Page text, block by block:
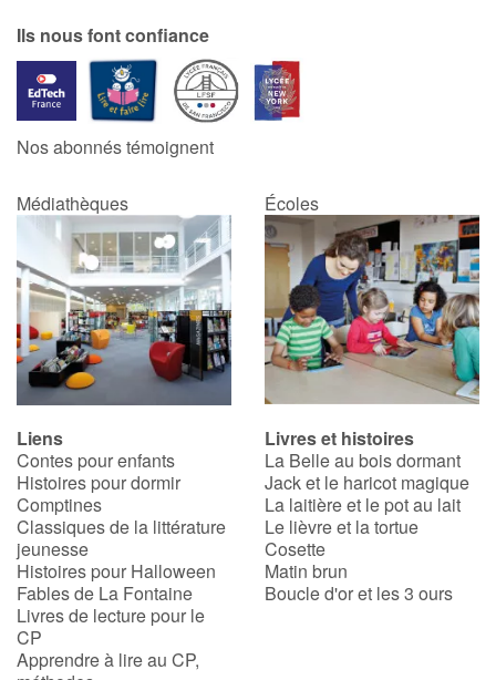
Ils nous font confiance
Nos abonnés témoignent
Médiathèques Écoles
Liens
Contes pour enfants
Histoires pour dormir
Comptines
Classiques de la littérature
jeunesse
Histoires pour Halloween
Fables de La Fontaine
Livres de lecture pour le
CP
Apprendre à lire au CP,
Livres et histoires
La Belle au bois dormant
Jack et le haricot magique
La laitière et le pot au lait
Le lièvre et la tortue
Cosette
Matin brun
Boucle d'or et les 3 ours